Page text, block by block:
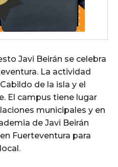
Javi Beirán se celebra
La actividad
de la isla y el
El campus tiene lugar
municipales y en
de Javi Beirán
Fuerteventura para